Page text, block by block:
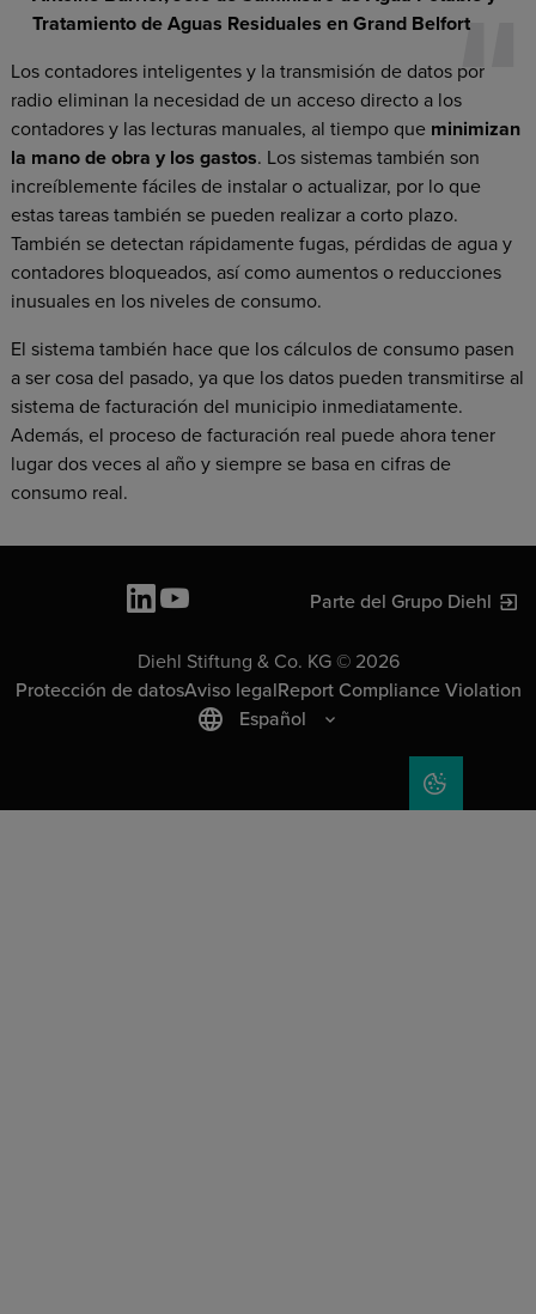
Tratamiento de Aguas Residuales en Grand Belfort
Los contadores inteligentes y la transmisión de datos por
radio eliminan la necesidad de un acceso directo a los
contadores y las lecturas manuales, al tiempo que minimizan
la mano de obra y los gastos. Los sistemas también son
increíblemente fáciles de instalar o actualizar, por lo que
estas tareas también se pueden realizar a corto plazo.
También se detectan rápidamente fugas, pérdidas de agua y
contadores bloqueados, así como aumentos o reducciones
inusuales en los niveles de consumo.
El sistema también hace que los cálculos de consumo pasen
a ser cosa del pasado, ya que los datos pueden transmitirse al
sistema de facturación del municipio inmediatamente.
Además, el proceso de facturación real puede ahora tener
lugar dos veces al año y siempre se basa en cifras de
consumo real.
Parte del Grupo Diehl
Diehl Stiftung & Co. KG © 2026
Protección de datosAviso legalReport Compliance Violation
Español
COOKIE